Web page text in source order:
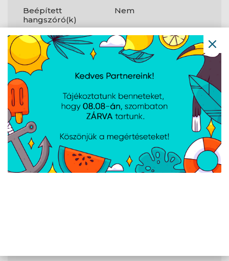
Beépített
hangszóró(k)
Nem
HDMI portok
mennyisége
Fejhallgató
kimenetek
1
Beépített USB-
elosztó
Nem